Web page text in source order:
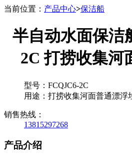
当前位置： 产品中心>保洁船
半自动水面保洁
2C 打捞收集河
型号：FCQJC6-2C
用途：打捞收集河面普通漂浮
销售热线：
13815297268
产品介绍